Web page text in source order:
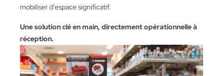
mobiliser d'espace significatif.
Une solution clé en main, directement opérationnelle à
réception.